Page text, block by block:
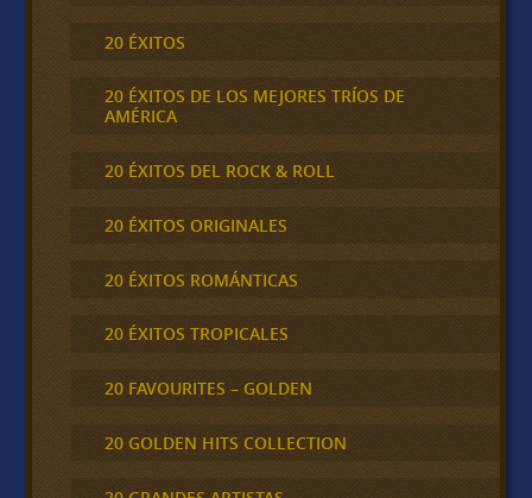
20 ÉXITOS
20 ÉXITOS DE LOS MEJORES TRÍOS DE
AMÉRICA
20 ÉXITOS DEL ROCK & ROLL
20 ÉXITOS ORIGINALES
20 ÉXITOS ROMÁNTICAS
20 ÉXITOS TROPICALES
20 FAVOURITES – GOLDEN
20 GOLDEN HITS COLLECTION